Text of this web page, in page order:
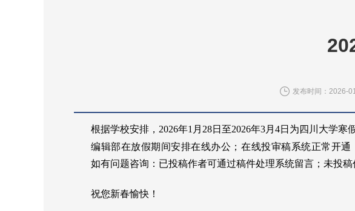
发布时间：2026-
根据学校安排， 2026年1 月 28日至2026年3月 4日为四川大学寒
编辑部在放假期间安排在线办公；在线投审稿系统正常开通
如有问题咨询：已投稿作者可通过稿件处理系统留言；未投
祝您新春愉快！